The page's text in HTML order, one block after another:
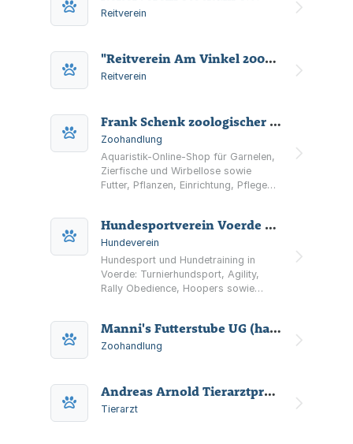
Reitverein
"Reitverein Am Vinkel 2002 e.V."
Reitverein
Frank Schenk zoologischer Handel
Zoohandlung
Aquaristik-Online-Shop für Garnelen,
Zierfische und Wirbellose sowie
Futter, Pflanzen, Einrichtung, Pflege
Selbstabholung in Voerde.
Hundesportverein Voerde e. V. ( HSV Voerde e. V.)
Hundeverein
Hundesport und Hundetraining in
Voerde: Turnierhundsport, Agility,
Rally Obedience, Hoopers sowie
Manni's Futterstube UG (haftungsbeschränkt)
Zoohandlung
Andreas Arnold Tierarztpraxis
Tierarzt